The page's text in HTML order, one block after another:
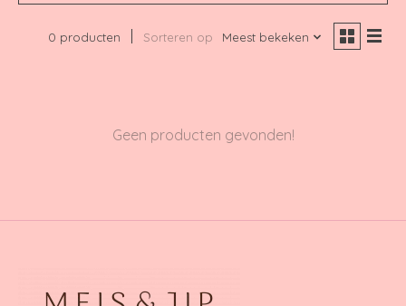
0 producten Sorteren op Meest bekeken
Geen producten gevonden!